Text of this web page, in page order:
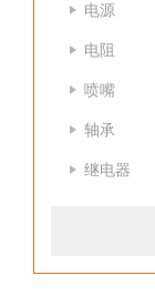
电源
电阻
喷嘴
轴承
继电器